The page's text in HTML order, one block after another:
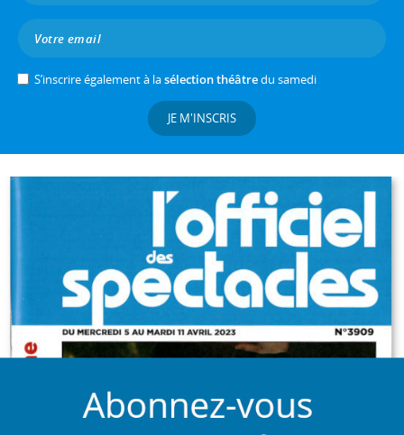
S’inscrire également à lasélection théâtredu samedi
JE M'INSCRIS